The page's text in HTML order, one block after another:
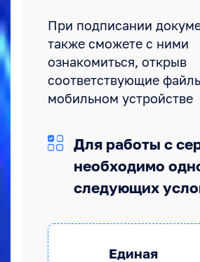
При подписании
также сможете с ними
ознакомиться, открыв
соответствующие
мобильном устройстве
Для работы с
необходимо
следующих
Единая